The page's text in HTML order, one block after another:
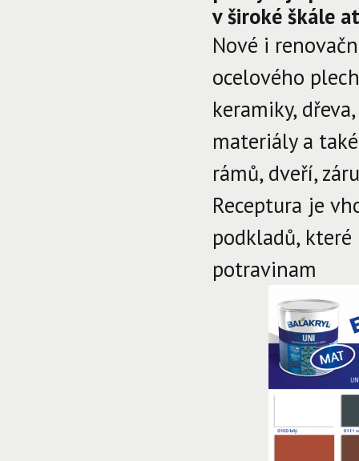
v široké škále
Nové i
ocelového
keramiky,
materiály a
rámů, dveří,
Receptura je
podkladů,
potravinam